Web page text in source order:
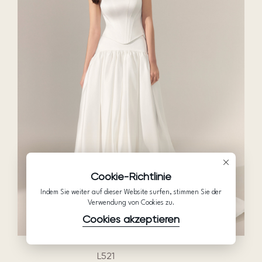
L521
Cookie-Richtlinie
Indem Sie weiter auf dieser Website surfen, stimmen Sie der
Verwendung von Cookies zu.
Cookies akzeptieren